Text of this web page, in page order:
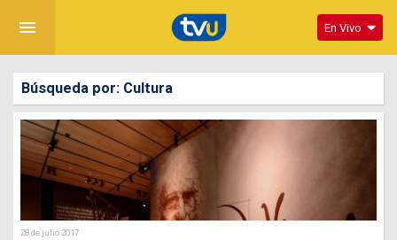
menu En Vivo
Búsqueda por: Cultura
28 de julio 2017